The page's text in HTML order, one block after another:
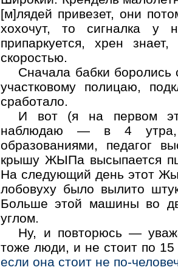
[м]лядей привезет, они
хохочут, то сигналка
припаркуется, хрен
скоростью.
Сначала бабки боролись
участковому полицаю,
сработало.
И вот (я на первом
наблюдаю — в 4 утра,
образованиями, педагог
крышу ЖЫПа высыпается
На следующий день этот
лобовуху было вылито
Больше этой машины во
углом.
Ну, и повторюсь —
тоже люди, и не стоит по
если она стоит не по-